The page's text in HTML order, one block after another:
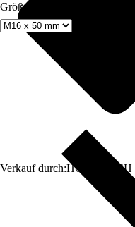
Verkauf durch:HORNBACH
Größe